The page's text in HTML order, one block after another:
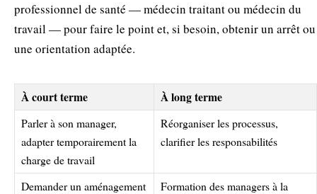
professionnel de santé — médecin traitant ou médecin du
travail — pour faire le point et, si besoin, obtenir un arrêt ou
une orientation adaptée.
À court terme À long terme
Parler à son manager,
adapter temporairement la
charge de travail
Réorganiser les processus,
clarifier les responsabilités
Demander un aménagement
Formation des managers à la